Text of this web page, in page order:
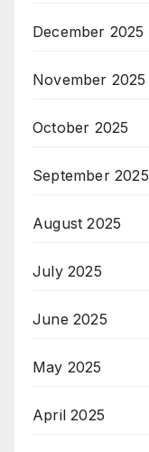
December 2025
November 2025
October 2025
September 2025
August 2025
July 2025
June 2025
May 2025
April 2025